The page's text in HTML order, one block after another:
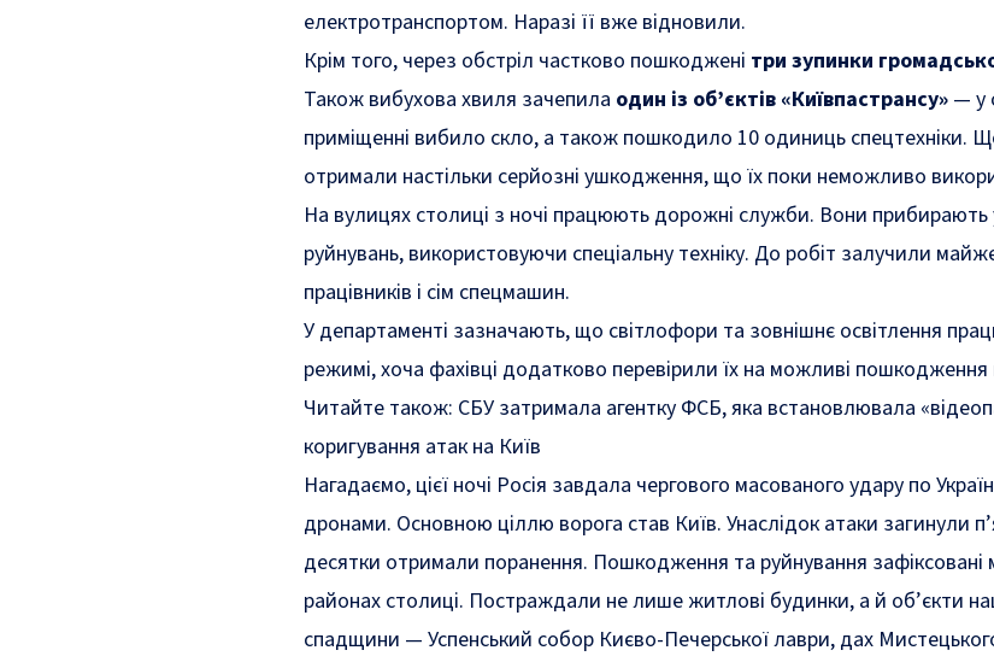
електротранспортом. Наразі її вже відновили.
Крім того, через обстріл частково пошкоджені три зупинки
Також вибухова хвиля зачепила один із об’єктів «Київпастрансу» — у
приміщенні вибило скло, а також пошкодило 10 одиниць спецтехніки.
отримали настільки серйозні ушкодження, що їх поки неможливо
На вулицях столиці з ночі працюють дорожні служби. Вони прибирають
руйнувань, використовуючи спеціальну техніку. До робіт залучили
працівників і сім спецмашин.
У департаменті зазначають, що світлофори та зовнішнє освітлення
режимі, хоча фахівці додатково перевірили їх на можливі пошкодження
Читайте також: СБУ затримала агентку ФСБ, яка встановлювала
коригування атак на Київ
Нагадаємо, цієї ночі Росія завдала чергового масованого удару по
дронами. Основною ціллю ворога став Київ. Унаслідок атаки загинули
десятки отримали поранення. Пошкодження та руйнування зафіксовані
районах столиці. Постраждали не лише житлові будинки, а й об’єкти
спадщини — Успенський собор Києво-Печерської лаври, дах